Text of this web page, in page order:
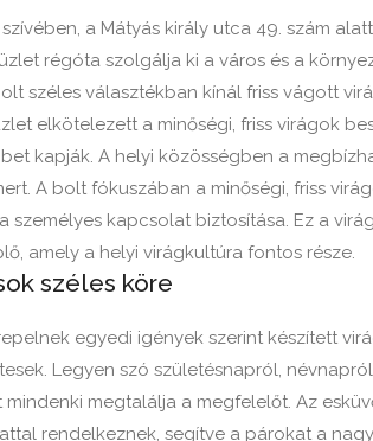
a Mátyás király utca 49. szám
régóta szolgálja ki a város és a
széles választékban kínál friss vágott
elkötelezett a minőségi, friss virágok
kapják. A helyi közösségben a
A bolt fókuszában a minőségi, friss
személyes kapcsolat biztosítása. Ez a
amely a helyi virágkultúra fontos része.
széles köre
egyedi igények szerint készített
Legyen szó születésnapról,
mindenki megtalálja a megfelelőt. Az
rendelkeznek, segítve a párokat a